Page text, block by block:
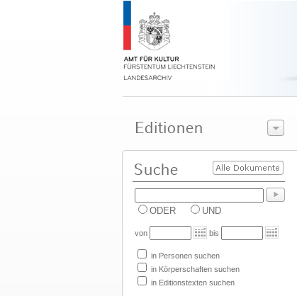
ODER UND
von bis
in Personen suchen
in Körperschaften suchen
in Editionstexten suchen